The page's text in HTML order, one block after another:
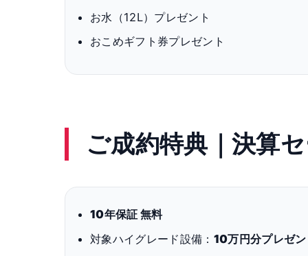
お水（12L）プレゼント
おこめギフト券プレゼント
ご成約特典｜決算
10年保証 無料
対象ハイグレード設備： 10万円分プレゼ